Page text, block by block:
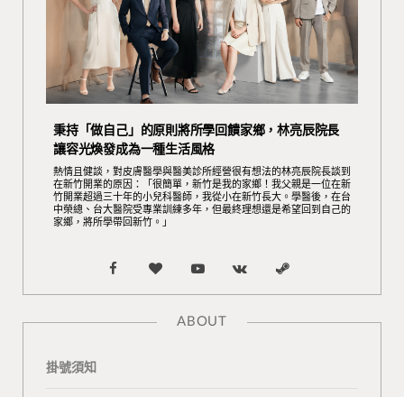
秉持「做自己」的原則將所學回饋家鄉，林亮辰院長
讓容光煥發成為一種生活風格
熱情且健談，對皮膚醫學與醫美診所經營很有想法的林亮辰院長談到
在新竹開業的原因：「很簡單，新竹是我的家鄉！我父親是一位在新
竹開業超過三十年的小兒科醫師，我從小在新竹長大。學醫後，在台
中榮總、台大醫院受專業訓練多年，但最終理想還是希望回到自己的
家鄉，將所學帶回新竹。」
F
a
B
l
Y
o
V
K
S
t
ABOUT
掛號須知